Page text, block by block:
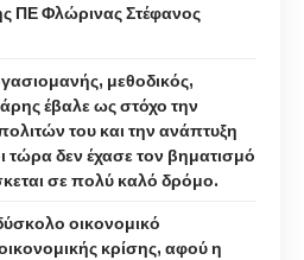
ΠΕ Φλώρινας Στέφανος
μεθοδικός,
έβαλε ως στόχο την
του και την ανάπτυξη
τώρα δεν έχασε τον βηματισμό
σε πολύ καλό δρόμο.
οικονομικό
κρίσης, αφού η